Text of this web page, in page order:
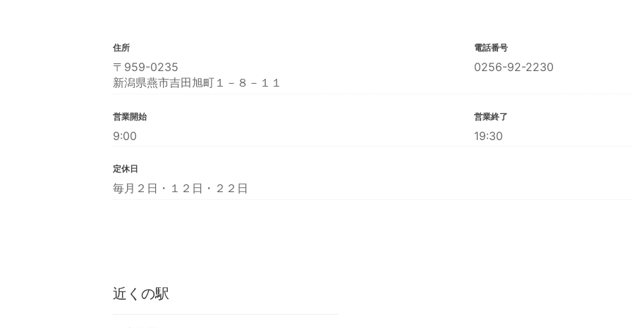
住所
〒959-0235
新潟県燕市吉田旭町１－８－１１
電話番号
0256-92-2230
営業開始
9:00
営業終了
19:30
定休日
毎月２日・１２日・２２日
近くの駅